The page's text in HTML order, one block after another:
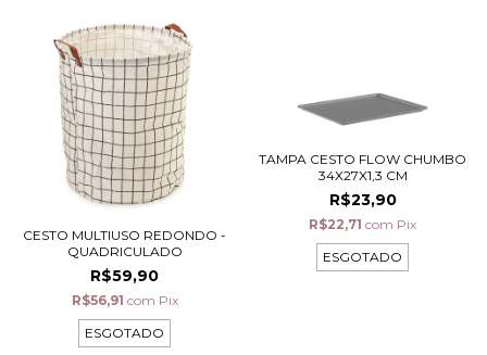
CESTO MULTIUSO REDONDO -
QUADRICULADO
R$59,90
R$56,91 com Pix
ESGOTADO
TAMPA CESTO FLOW CHUMBO
34X27X1,3 CM
R$23,90
R$22,71 com Pix
ESGOTADO